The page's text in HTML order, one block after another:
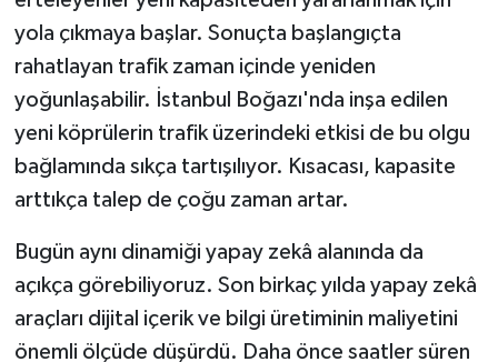
yola çıkmaya başlar. Sonuçta başlangıçta
rahatlayan trafik zaman içinde yeniden
yoğunlaşabilir. İstanbul Boğazı'nda inşa edilen
yeni köprülerin trafik üzerindeki etkisi de bu olgu
bağlamında sıkça tartışılıyor. Kısacası, kapasite
arttıkça talep de çoğu zaman artar.
Bugün aynı dinamiği yapay zekâ alanında da
açıkça görebiliyoruz. Son birkaç yılda yapay zekâ
araçları dijital içerik ve bilgi üretiminin maliyetini
önemli ölçüde düşürdü. Daha önce saatler süren